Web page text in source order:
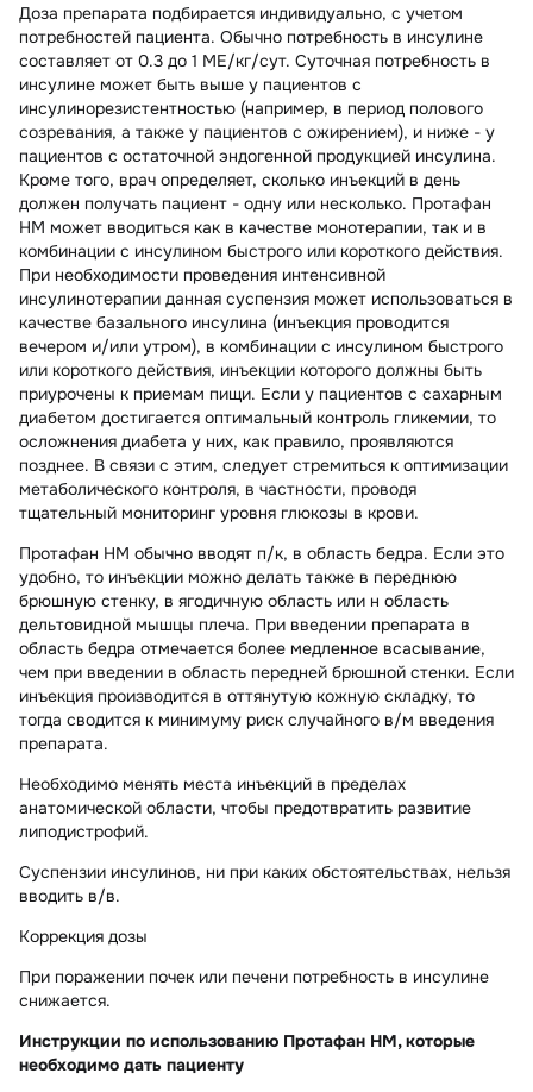
Доза препарата подбирается индивидуально, с учетом
потребностей пациента. Обычно потребность в инсулине
составляет от 0.3 до 1 МЕ/кг/сут. Суточная потребность в
инсулине может быть выше у пациентов с
инсулинорезистентностью (например, в период полового
созревания, а также у пациентов с ожирением), и ниже - у
пациентов с остаточной эндогенной продукцией инсулина.
Кроме того, врач определяет, сколько инъекций в день
должен получать пациент - одну или несколько. Протафан
НМ может вводиться как в качестве монотерапии, так и в
комбинации с инсулином быстрого или короткого действия.
При необходимости проведения интенсивной
инсулинотерапии данная суспензия может использоваться в
качестве базального инсулина (инъекция проводится
вечером и/или утром), в комбинации с инсулином быстрого
или короткого действия, инъекции которого должны быть
приурочены к приемам пищи. Если у пациентов с сахарным
диабетом достигается оптимальный контроль гликемии, то
осложнения диабета у них, как правило, проявляются
позднее. В связи с этим, следует стремиться к оптимизации
метаболического контроля, в частности, проводя
тщательный мониторинг уровня глюкозы в крови.
Протафан НМ обычно вводят п/к, в область бедра. Если это
удобно, то инъекции можно делать также в переднюю
брюшную стенку, в ягодичную область или н область
дельтовидной мышцы плеча. При введении препарата в
область бедра отмечается более медленное всасывание,
чем при введении в область передней брюшной стенки. Если
инъекция производится в оттянутую кожную складку, то
тогда сводится к минимуму риск случайного в/м введения
препарата.
Необходимо менять места инъекций в пределах
анатомической области, чтобы предотвратить развитие
липодистрофий.
Суспензии инсулинов, ни при каких обстоятельствах, нельзя
вводить в/в.
Коррекция дозы
При поражении почек или печени потребность в инсулине
снижается.
Инструкции по использованию Протафан НМ, которые
необходимо дать пациенту